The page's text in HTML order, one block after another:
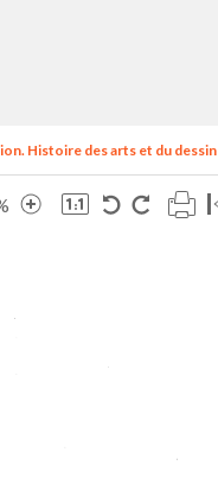
Histoire des arts et du dessin